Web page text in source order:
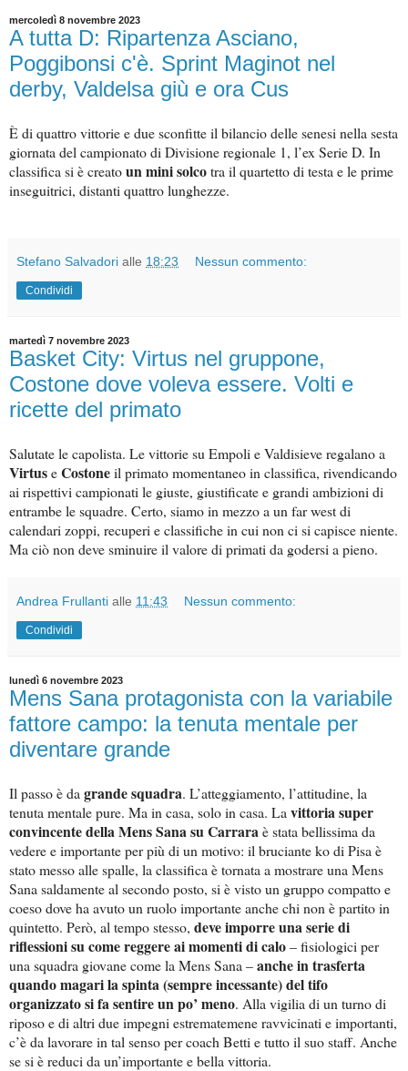
mercoledì 8 novembre 2023
A tutta D: Ripartenza Asciano,
Poggibonsi c'è. Sprint Maginot nel
derby, Valdelsa giù e ora Cus
È di quattro vittorie e due sconfitte il bilancio delle senesi nella sesta
giornata del campionato di Divisione regionale 1, l’ex Serie D. In
classifica si è creatoun mini solcotra il quartetto di testa e le prime
inseguitrici, distanti quattro lunghezze.
Stefano Salvadori alle 18:23 Nessun commento:
Condividi
martedì 7 novembre 2023
Basket City: Virtus nel gruppone,
Costone dove voleva essere. Volti e
ricette del primato
Salutate le capolista. Le vittorie su Empoli e Valdisieve regalano a
VirtuseCostoneil primato momentaneo in classifica, rivendicando
ai rispettivi campionati le giuste, giustificate e grandi ambizioni di
entrambe le squadre. Certo, siamo in mezzo a un far west di
calendari zoppi, recuperi e classifiche in cui non ci si capisce niente.
Ma ciò non deve sminuire il valore di primati da godersi a pieno.
Andrea Frullanti alle 11:43 Nessun commento:
Condividi
lunedì 6 novembre 2023
Mens Sana protagonista con la variabile
fattore campo: la tenuta mentale per
diventare grande
Il passo è da grande squadra. L’atteggiamento, l’attitudine, la
tenuta mentale pure. Ma in casa, solo in casa. La vittoria super
convincente della Mens Sana su Carrara è stata bellissima da
vedere e importante per più di un motivo: il bruciante ko di Pisa è
stato messo alle spalle, la classifica è tornata a mostrare una Mens
Sana saldamente al secondo posto, si è visto un gruppo compatto e
coeso dove ha avuto un ruolo importante anche chi non è partito in
quintetto. Però, al tempo stesso, deve imporre una serie di
riflessioni su come reggere ai momenti di calo– fisiologici per
una squadra giovane come la Mens Sana –anche in trasferta
quando magari la spinta (sempre incessante) del tifo
organizzato si fa sentire un po’ meno. Alla vigilia di un turno di
riposo e di altri due impegni estrematemene ravvicinati e importanti,
c’è da lavorare in tal senso per coach Betti e tutto il suo staff. Anche
se si è reduci da un’importante e bella vittoria.